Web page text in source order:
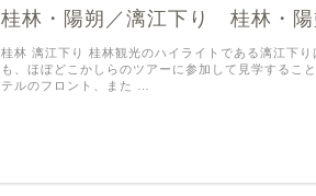
桂林・陽朔／漓江下り 桂林・
桂林 漓江下り 桂林観光のハイライトである漓江下
も、ほぼどこかしらのツアーに参加して見学するこ
テルのフロント、また …